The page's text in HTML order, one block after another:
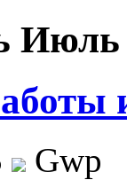
Июль
Gwp